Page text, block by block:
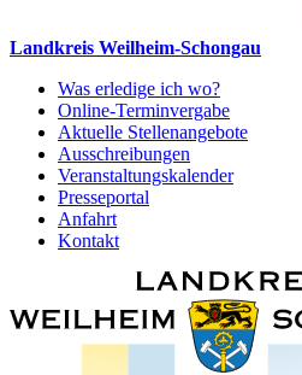
Landkreis Weilheim-Schongau
Was erledige ich wo?
Online-Terminvergabe
Aktuelle Stellenangebote
Ausschreibungen
Veranstaltungskalender
Presseportal
Anfahrt
Kontakt